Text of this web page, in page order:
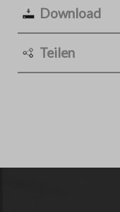
Download
Teilen